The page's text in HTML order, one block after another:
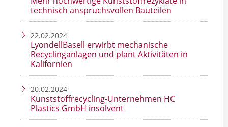
technisch anspruchsvollen Bauteilen
22.02.2024
LyondellBasell erwirbt mechanische
Recyclinganlagen und plant Aktivitäten in
Kalifornien
20.02.2024
Kunststoffrecycling-Unternehmen HC
Plastics GmbH insolvent